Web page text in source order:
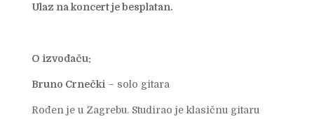
Ulaz na koncert je besplatan.
O izvođaču:
Bruno Crnečki – solo gitara
Rođen je u Zagrebu. Studirao je klasičnu gitaru